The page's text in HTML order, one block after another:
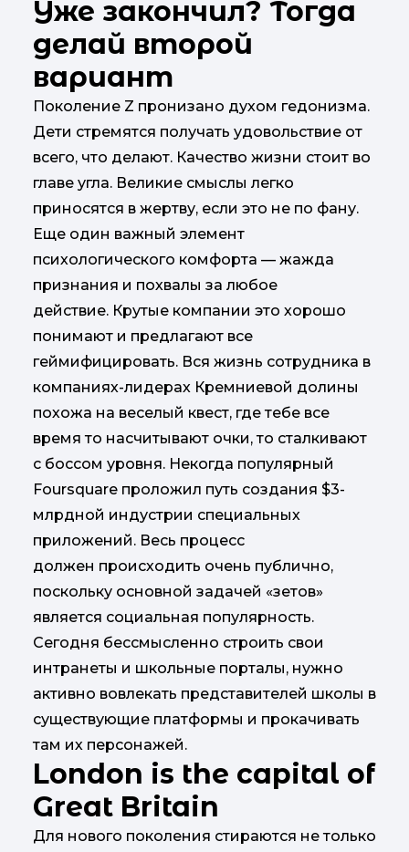
Уже закончил? Тогда
делай второй
вариант
Поколение Z пронизано духом гедонизма.
Дети стремятся получать удовольствие от
всего, что делают. Качество жизни стоит во
главе угла. Великие смыслы легко
приносятся в жертву, если это не по фану.
Еще один важный элемент
психологического комфорта — жажда
признания и похвалы за любое
действие. Крутые компании это хорошо
понимают и предлагают все
геймифицировать. Вся жизнь сотрудника в
компаниях-лидерах Кремниевой долины
похожа на веселый квест, где тебе все
время то насчитывают очки, то сталкивают
с боссом уровня. Некогда популярный
Foursquare проложил путь создания $3-
млрдной индустрии специальных
приложений. Весь процесс
должен происходить очень публично,
поскольку основной задачей «зетов»
является социальная популярность.
Сегодня бессмысленно строить свои
интранеты и школьные порталы, нужно
активно вовлекать представителей школы в
существующие платформы и прокачивать
там их персонажей.
London is the capital of
Great Britain
Для нового поколения стираются не только